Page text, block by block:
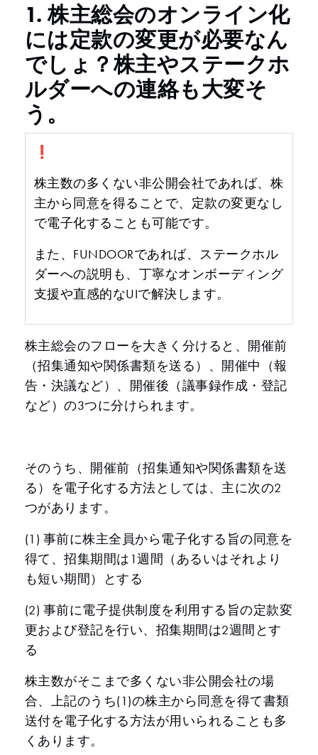
1. 株主総会のオンライン化
には定款の変更が必要なん
でしょ？株主やステークホ
ルダーへの連絡も大変そ
う。
❗️
株主数の多くない非公開会社であれば、株
主から同意を得ることで、定款の変更なし
で電子化することも可能です。
また、FUNDOORであれば、ステークホル
ダーへの説明も、丁寧なオンボーディング
支援や直感的なUIで解決します。
株主総会のフローを大きく分けると、開催前
（招集通知や関係書類を送る）、開催中（報
告・決議など）、開催後（議事録作成・登記
など）の3つに分けられます。
そのうち、開催前（招集通知や関係書類を送
る）を電子化する方法としては、主に次の2
つがあります。
(1) 事前に株主全員から電子化する旨の同意を
得て、招集期間は1週間（あるいはそれより
も短い期間）とする
(2) 事前に電子提供制度を利用する旨の定款変
更および登記を行い、招集期間は2週間とす
る
株主数がそこまで多くない非公開会社の場
合、上記のうち(1)の株主から同意を得て書類
送付を電子化する方法が用いられることも多
くあります。